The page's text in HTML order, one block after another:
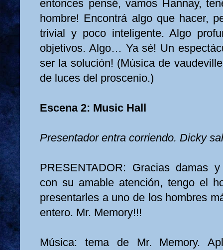
entonces pensé, vamos Hannay,
hombre! Encontrá algo que hacer,
trivial y poco inteligente. Algo
objetivos. Algo… Ya sé! Un
ser la solución! (Música de
de luces del proscenio.)
Escena 2: Music Hall
Presentador entra corriendo. Dicky
PRESENTADOR: Gracias damas
con su amable atención, tengo el
presentarles a uno de los hombres
entero. Mr. Memory!!!
Música: tema de Mr. Memory.